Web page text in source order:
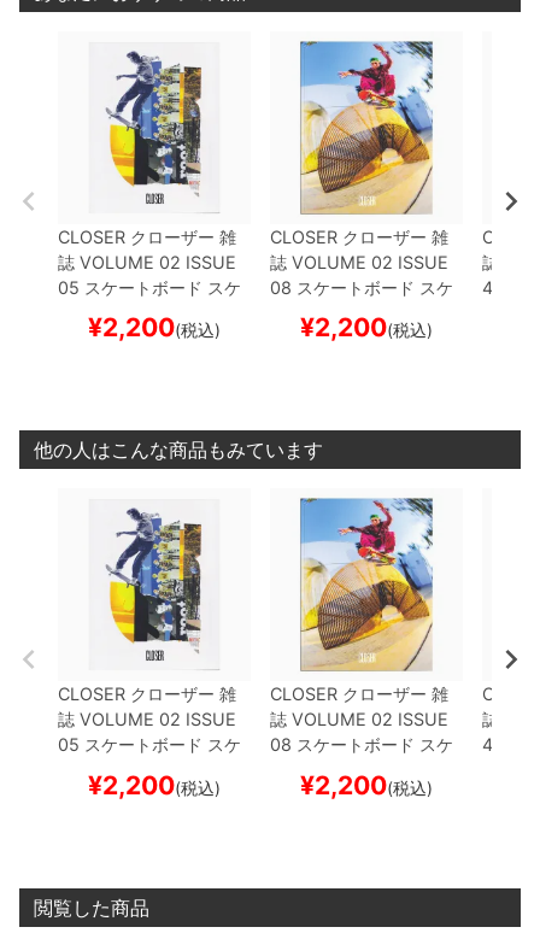
CLOSER クローザー 雑
誌 VOLUME 02 ISSUE
05 スケートボード スケ
ボー
¥2,200(税込)
CLOSER クローザー 雑
誌 VOLUME 02 ISSUE
08 スケートボード スケ
ボー
¥2,200(税込)
誌
4
他の人はこんな商品もみています
CLOSER クローザー 雑
誌 VOLUME 02 ISSUE
05 スケートボード スケ
¥2,200(税込)
CLOSER クローザー 雑
誌 VOLUME 02 ISSUE
08 スケートボード スケ
¥2,200(税込)
誌
4
閲覧した商品